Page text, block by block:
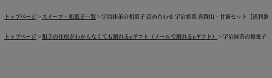
トップページ スイーツ・和菓子一覧 宇治抹茶の和菓子 詰め合わせ 宇治彩菓 喜撰山・甘露セット【送料
トップページ 相手の住所がわからなくても贈れるeギフト（メールで贈れるeギフト） 宇治抹茶の和菓子